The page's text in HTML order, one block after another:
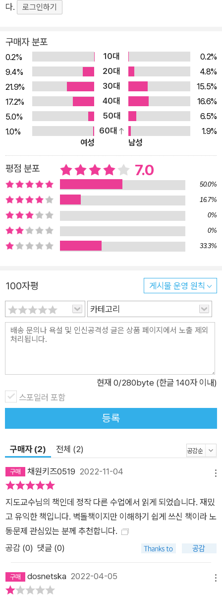
다.
로그인하기
구매자 분포
0.2% 10대
0.2%
9.4%
20대
4.8%
21.9%
30대
15.5%
17.2%
40대
16.6%
5.0%
50대
6.5%
1.0%
60대
1.9%
여성
남성
평점 분포 7.0
50.0%
16.7%
0%
0%
33.3%
100자평 게시물 운영 원칙
카테고리
현재 0/280byte (한글 140자 이내)
스포일러 포함
등록
구매자 (2) 전체 (2)
채원키즈0519 2022-11-04
지도교수님의 책인데 정작 다른 수업에서 읽게 되었습니다. 재밌
고 유익한 책입니다. 벽돌책이지만 이해하기 쉽게 쓰신 책이라 노
동문제 관심있는 분께 추천합니다.
공감 (0) 댓글 (0)
dosnetska 2022-04-05